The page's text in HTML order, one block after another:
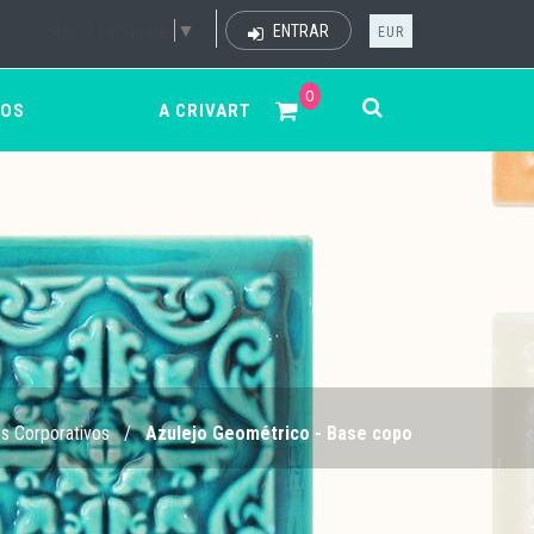
▼ ENTRAR EUR
0
A CRIVART
Corporativos / Azulejo Geométrico - Base copo